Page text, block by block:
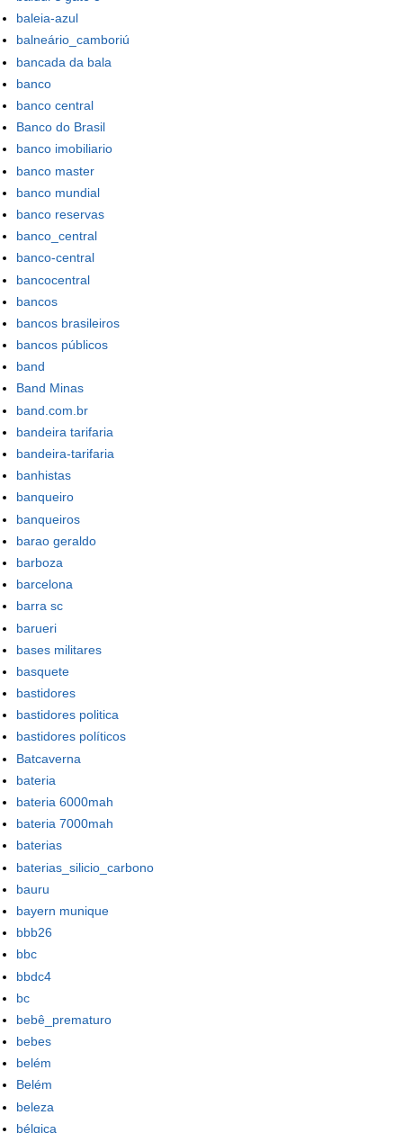
baleia-azul
balneário_camboriú
bancada da bala
banco
banco central
Banco do Brasil
banco imobiliario
banco master
banco mundial
banco reservas
banco_central
banco-central
bancocentral
bancos
bancos brasileiros
bancos públicos
band
Band Minas
band.com.br
bandeira tarifaria
bandeira-tarifaria
banhistas
banqueiro
banqueiros
barao geraldo
barboza
barcelona
barra sc
barueri
bases militares
basquete
bastidores
bastidores politica
bastidores políticos
Batcaverna
bateria
bateria 6000mah
bateria 7000mah
baterias
baterias_silicio_carbono
bauru
bayern munique
bbb26
bbc
bbdc4
bc
bebê_prematuro
bebes
belém
Belém
beleza
bélgica